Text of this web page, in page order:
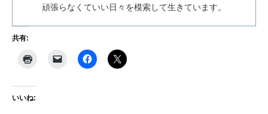
頑張らなくていい日々を模索して生きています。
共有:
いいね: